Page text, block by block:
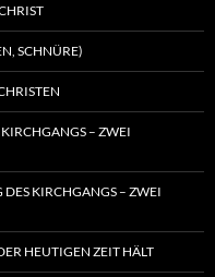
SCHNÜRE)
– ZWEI
KIRCHGANGS – ZWEI
HEUTIGEN ZEIT HÄLT